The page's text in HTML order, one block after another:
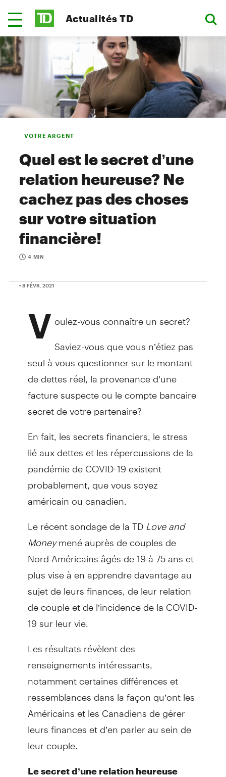
Actualités TD
VOTRE ARGENT
Quel est le secret d’une
relation heureuse? Ne
cachez pas des choses
sur votre situation
financière!
4 MIN
• 8 FÉVR. 2021
Voulez-vous connaître un secret?
Saviez-vous que vous n’étiez pas
seul à vous questionner sur le montant
de dettes réel, la provenance d’une
facture suspecte ou le compte bancaire
secret de votre partenaire?
En fait, les secrets financiers, le stress
lié aux dettes et les répercussions de la
pandémie de COVID-19 existent
probablement, que vous soyez
américain ou canadien.
Le récent sondage de la TDLove and
Moneymené auprès de couples de
Nord-Américains âgés de 19 à 75 ans et
plus vise à en apprendre davantage au
sujet de leurs finances, de leur relation
de couple et de l’incidence de la COVID-
19 sur leur vie.
Les résultats révèlent des
renseignements intéressants,
notamment certaines différences et
ressemblances dans la façon qu’ont les
Américains et les Canadiens de gérer
leurs finances et d’en parler au sein de
leur couple.
Le secret d’une relation heureuse